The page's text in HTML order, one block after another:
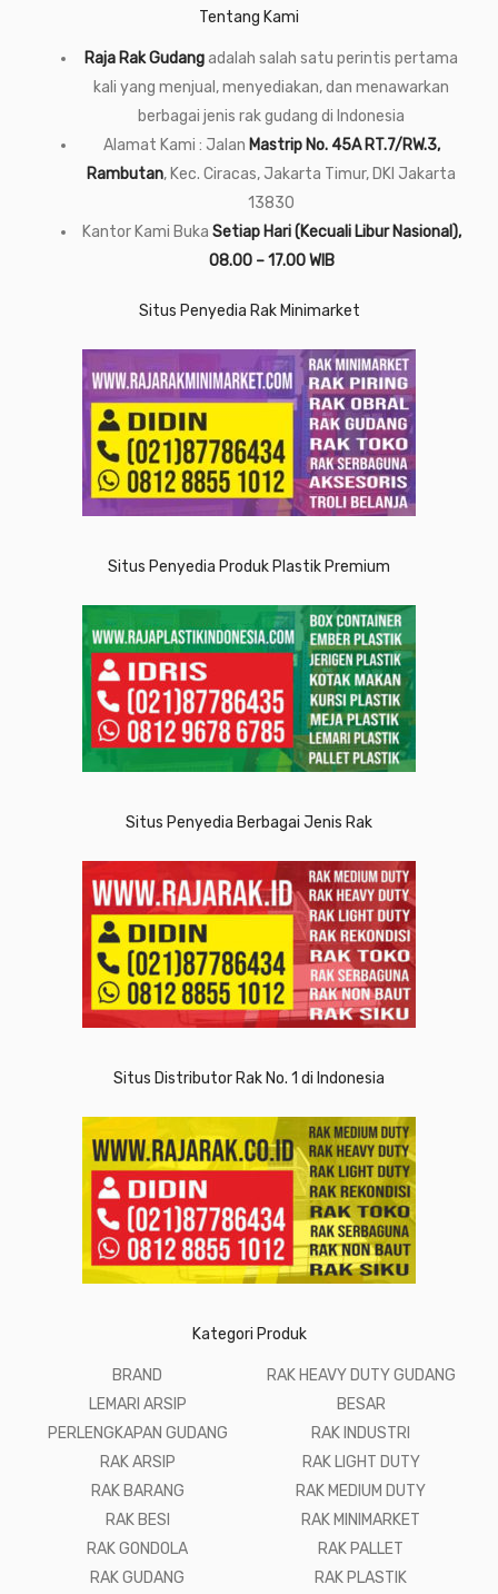
Tentang Kami
Raja Rak Gudangadalah salah satu perintis pertama
kali yang menjual, menyediakan, dan menawarkan
berbagai jenis rak gudang di Indonesia
Alamat Kami : Jalan Mastrip No. 45A RT.7/RW.3,
Rambutan, Kec. Ciracas, Jakarta Timur, DKI Jakarta
13830
Kantor Kami Buka Setiap Hari (Kecuali Libur Nasional),
08.00 – 17.00 WIB
Situs Penyedia Rak Minimarket
Situs Penyedia Produk Plastik Premium
Situs Penyedia Berbagai Jenis Rak
Situs Distributor Rak No. 1 di Indonesia
Kategori Produk
BRAND
LEMARI ARSIP
PERLENGKAPAN GUDANG
RAK ARSIP
RAK BARANG
RAK BESI
RAK GONDOLA
RAK GUDANG
RAK HEAVY DUTY GUDANG
BESAR
RAK INDUSTRI
RAK LIGHT DUTY
RAK MEDIUM DUTY
RAK MINIMARKET
RAK PALLET
RAK PLASTIK